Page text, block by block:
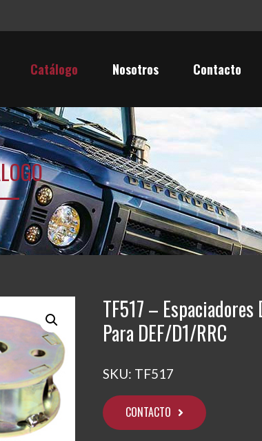
Catálogo Nosotros Contacto
TF517 – Espaciadores
Para DEF/D1/RRC
SKU: TF517
CONTACTO